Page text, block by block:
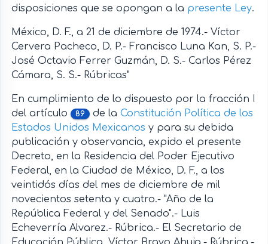
disposiciones que se opongan a la presente Ley.
México, D. F., a 21 de diciembre de 1974.- Víctor
Cervera Pacheco, D. P.- Francisco Luna Kan, S. P.-
José Octavio Ferrer Guzmán, D. S.- Carlos Pérez
Cámara, S. S.- Rúbricas"
En cumplimiento de lo dispuesto por la fracción I
del artículo
89 de la Constitución Política de los
Estados Unidos Mexicanos y para su debida
publicación y observancia, expido el presente
Decreto, en la Residencia del Poder Ejecutivo
Federal, en la Ciudad de México, D. F., a los
veintidós días del mes de diciembre de mil
novecientos setenta y cuatro.- "Año de la
República Federal y del Senado".- Luis
Echeverría Alvarez.- Rúbrica.- El Secretario de